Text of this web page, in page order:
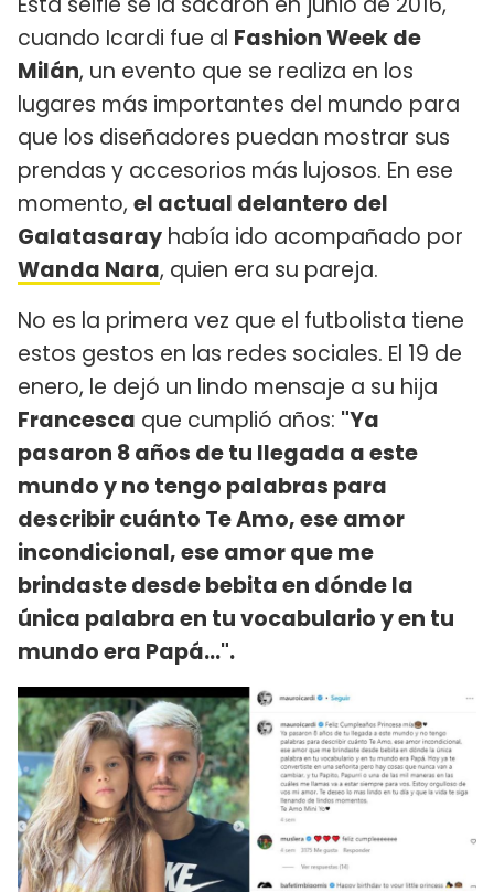
cuando Icardi fue al Fashion Week de
Milán, un evento que se realiza en los
lugares más importantes del mundo para
que los diseñadores puedan mostrar sus
prendas y accesorios más lujosos. En ese
momento, el actual delantero del
Galatasaray había ido acompañado por
Wanda Nara, quien era su pareja.
No es la primera vez que el futbolista tiene
estos gestos en las redes sociales. El 19 de
enero, le dejó un lindo mensaje a su hija
Francesca que cumplió años: "Ya
pasaron 8 años de tu llegada a este
mundo y no tengo palabras para
describir cuánto Te Amo, ese amor
incondicional, ese amor que me
brindaste desde bebita en dónde la
única palabra en tu vocabulario y en tu
mundo era Papá...".